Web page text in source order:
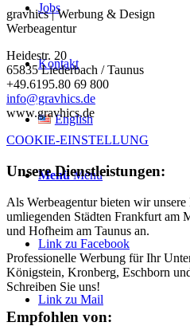
Jobs
Kontakt
English
Menü Menü
Link zu Facebook
Link zu Mail
gravhics | Werbung & Design
Werbeagentur
Heidestr. 20
65835 Liederbach / Taunus
+49.6195.80 69 800
info@gravhics.de
www.gravhics.de
COOKIE-EINSTELLUNG
Unsere Dienstleistungen:
Als Werbeagentur bieten wir
umliegenden Städten Frankfurt am
und Hofheim am Taunus an.
Professionelle Werbung für Ihr
Königstein, Kronberg, Eschborn
Schreiben Sie uns!
Empfohlen von: